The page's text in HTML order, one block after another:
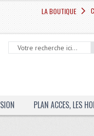
LA BOUTIQUE
PLAN ACCES, LES